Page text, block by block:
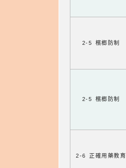
2-5 檳榔防制
2-5 檳榔防制
2-6 正確用藥教育